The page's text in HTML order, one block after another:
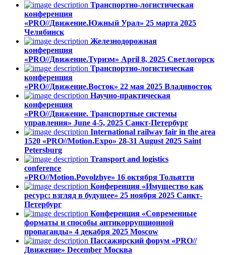
Транспортно-логистическая
конференция
«PRO//Движение.Южный Урал» 25 марта 2025
Челябинск
Железнодорожная
конференция
«PRO//Движение.Туризм» April 8, 2025 Светлогорск
Транспортно-логистическая
конференция
«PRO//Движение.Восток» 22 мая 2025 Владивосток
Научно-практическая
конференция
«PRO//Движение. Транспортные системы
управления» June 4-5, 2025 Санкт-Петербург
International railway fair in the area
1520 «PRO//Motion.Expo» 28-31 August 2025 Saint
Petersburg
Transport and logistics
conference
«PRO//Motion.Povolzhye» 16 октября Тольятти
Конференция «Имущество как
ресурс: взгляд в будущее» 25 ноября 2025 Санкт-
Петербург
Конференция «Современные
форматы и способы антикоррупционной
пропаганды» 4 декабря 2025 Moscow
Пассажирский форум «PRO//
Движение» December Москва